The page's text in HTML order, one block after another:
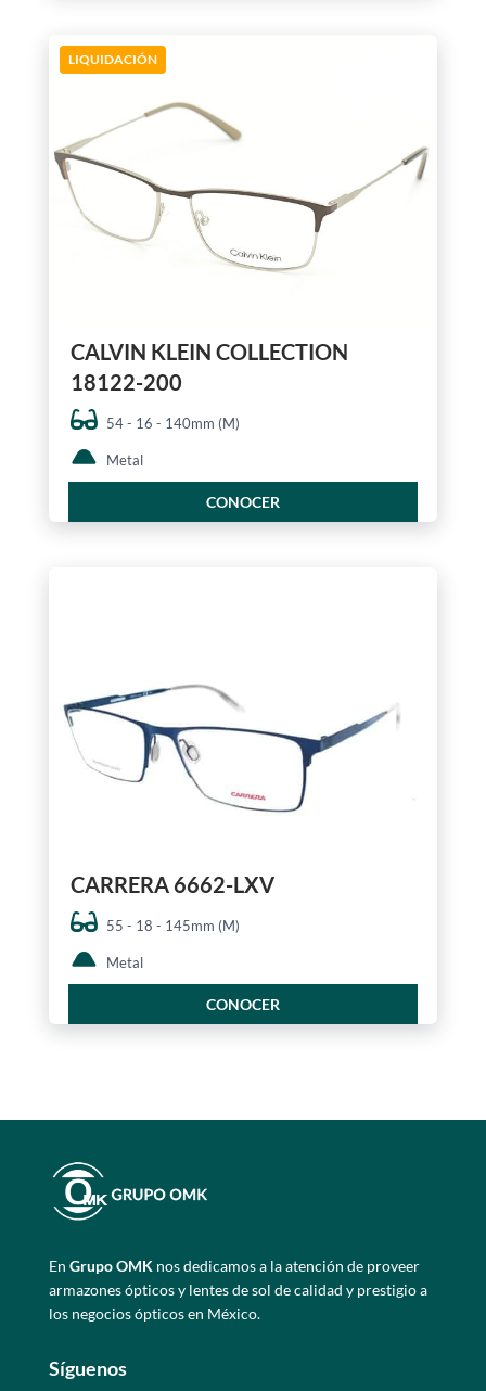
LIQUIDACIÓN
CALVIN KLEIN COLLECTION
18122-200
54 - 16 - 140mm (M)
Metal
CONOCER
CARRERA 6662-LXV
55 - 18 - 145mm (M)
Metal
CONOCER
En Grupo OMKnos dedicamos a la atención de proveer
armazones ópticos y lentes de sol de calidad y prestigio a
los negocios ópticos en México.
Síguenos